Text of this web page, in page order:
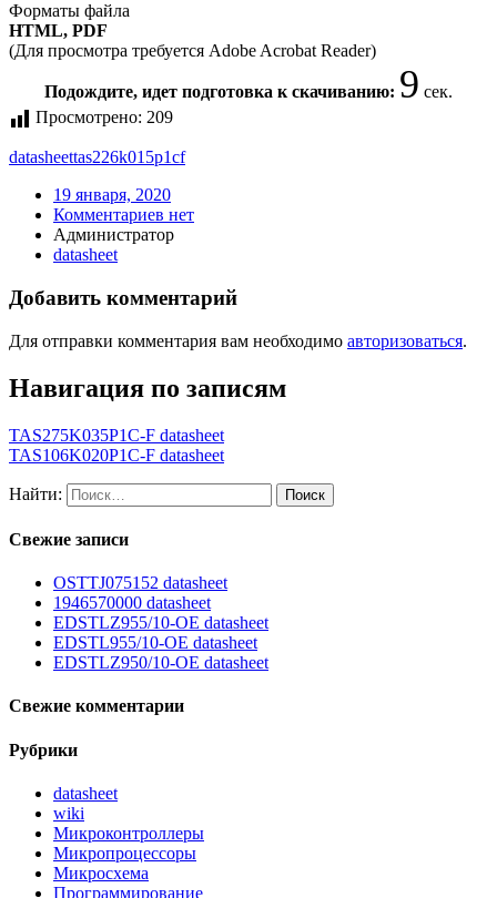
Форматы файла
HTML, PDF
(Для просмотра требуется Adobe Acrobat Reader)
Подождите, идет подготовка к скачиванию: 9 сек.
Просмотрено: 209
datasheettas226k015p1cf
19 января, 2020
Комментариев нет
Администратор
datasheet
Добавить комментарий
Для отправки комментария вам необходимо авторизоваться.
Навигация по записям
TAS275K035P1C-F datasheet
TAS106K020P1C-F datasheet
Найти:
Свежие записи
OSTTJ075152 datasheet
1946570000 datasheet
EDSTLZ955/10-OE datasheet
EDSTL955/10-OE datasheet
EDSTLZ950/10-OE datasheet
Свежие комментарии
Рубрики
datasheet
wiki
Микроконтроллеры
Микропроцессоры
Микросхема
Программирование